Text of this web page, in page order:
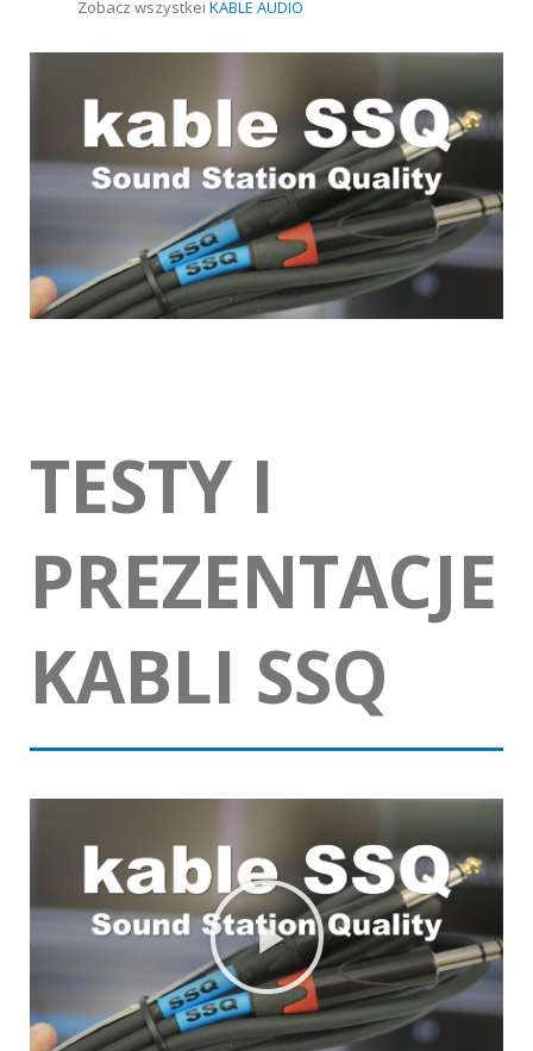
Zobacz wszystkei KABLE AUDIO
TESTY I
PREZENTACJE
KABLI SSQ